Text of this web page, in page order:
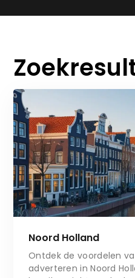
Noord Holland
Ontdek de voordelen
adverteren in Noord